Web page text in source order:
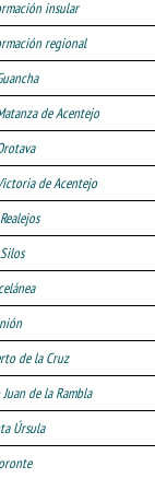
insular
regional
de Acentejo
de Acentejo
de la Cruz
Juan de la Rambla
Úrsula